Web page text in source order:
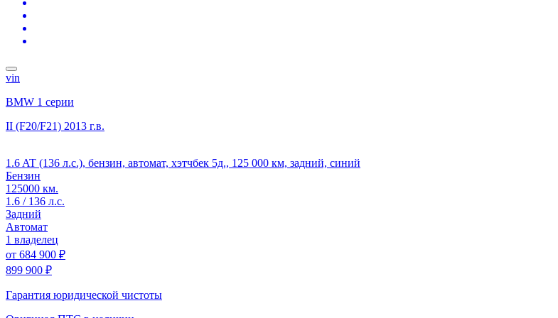
vin
BMW 1 серии
II (F20/F21) 2013 г.в.
1.6 AT (136 л.с.), бензин, автомат, хэтчбек 5д., 125 000 км, задний, синий
Бензин
125000 км.
1.6 / 136 л.с.
Задний
Автомат
1 владелец
от 684 900 ₽
899 900 ₽
Гарантия юридической чистоты